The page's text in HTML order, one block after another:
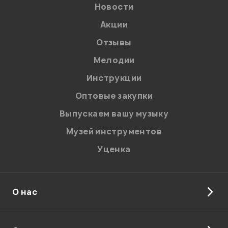
Здравствуйте! Спасибо за отзыв.
Пользуюсь MEDELI MK61 уже около четырёх месяцев —
Новости
Акции
Отзывы
Мелодии
Инструкции
Оптовые закупки
Выпускаем вашу музыку
Музей инструментов
Уценка
О нас